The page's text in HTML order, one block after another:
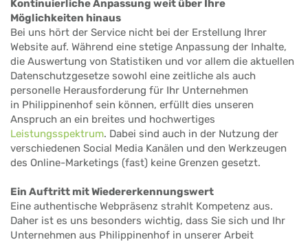
Kontinuierliche Anpassung weit über Ihre
Möglichkeiten hinaus
Bei uns hört der Service nicht bei der Erstellung Ihrer
Website auf. Während eine stetige Anpassung der Inhalte,
die Auswertung von Statistiken und vor allem die aktuellen
Datenschutzgesetze sowohl eine zeitliche als auch
personelle Herausforderung für Ihr Unternehmen
in Philippinenhof sein können, erfüllt dies unseren
Anspruch an ein breites und hochwertiges
Leistungsspektrum. Dabei sind auch in der Nutzung der
verschiedenen Social Media Kanälen und den Werkzeugen
des Online-Marketings (fast) keine Grenzen gesetzt.
Ein Auftritt mit Wiedererkennungswert
Eine authentische Webpräsenz strahlt Kompetenz aus.
Daher ist es uns besonders wichtig, dass Sie sich und Ihr
Unternehmen aus Philippinenhof in unserer Arbeit